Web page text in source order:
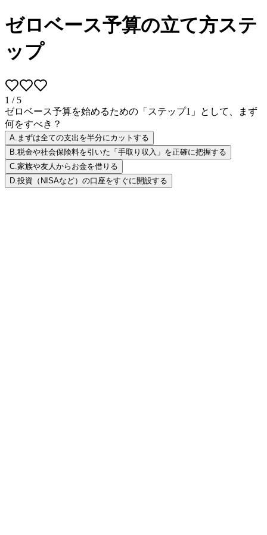
ゼロベース予算の立て方ステ
ップ
1 / 5
ゼロベース予算を始めるための「ステップ1」として、まず
何をすべき？
A まずは全ての支出を半分にカットする
B 税金や社会保険料を引いた「手取り収入」を正確に把握する
C 家族や友人からお金を借りる
D 投資（NISAなど）の口座をすぐに開設する